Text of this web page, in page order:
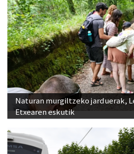
Naturan murgiltzeko jarduerak,
Etxearen eskutik